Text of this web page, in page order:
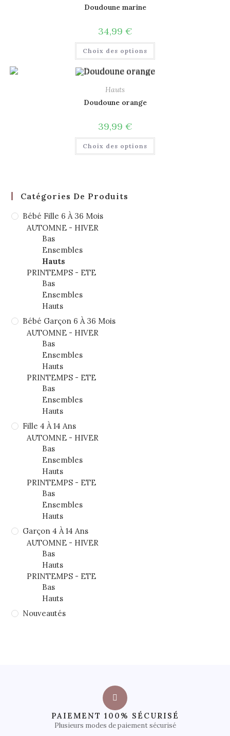
Doudoune marine
34,99 €
Choix des options
Hauts
Doudoune orange
39,99 €
Choix des options
Catégories De Produits
Bébé Fille 6 À 36 Mois
AUTOMNE - HIVER
Bas
Ensembles
Hauts
PRINTEMPS - ETE
Bas
Ensembles
Hauts
Bébé Garçon 6 À 36 Mois
AUTOMNE - HIVER
Bas
Ensembles
Hauts
PRINTEMPS - ETE
Bas
Ensembles
Hauts
Fille 4 À 14 Ans
AUTOMNE - HIVER
Bas
Ensembles
Hauts
PRINTEMPS - ETE
Bas
Ensembles
Hauts
Garçon 4 À 14 Ans
AUTOMNE - HIVER
Bas
Hauts
PRINTEMPS - ETE
Bas
Hauts
Nouveautés
PAIEMENT 100% SÉCURISÉ
Plusieurs modes de paiement sécurisé